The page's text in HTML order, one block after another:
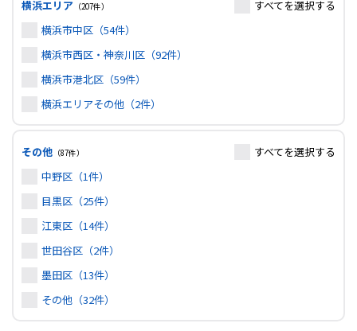
横浜エリア （207件） すべてを選択する
横浜市中区（54件）
横浜市西区・神奈川区（92件）
横浜市港北区（59件）
横浜エリアその他（2件）
その他 （87件） すべてを選択する
中野区（1件）
目黒区（25件）
江東区（14件）
世田谷区（2件）
墨田区（13件）
その他（32件）